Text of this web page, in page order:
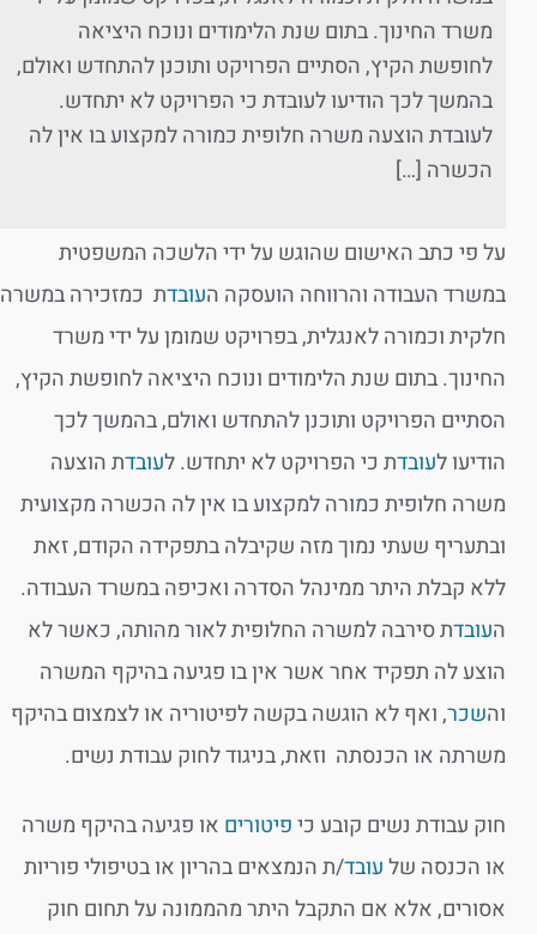
משרד החינוך. בתום שנת הלימודים ונוכח היציאה
לחופשת הקיץ, הסתיים הפרויקט ותוכנן להתחדש ואולם,
בהמשך לכך הודיעו לעובדת כי הפרויקט לא יתחדש.
לעובדת הוצעה משרה חלופית כמורה למקצוע בו אין לה
הכשרה […]
על פי כתב האישום שהוגש על ידי הלשכה המשפטית
במשרד העבודה והרווחה הועסקה העובדת כמזכירה במשרה
חלקית וכמורה לאנגלית, בפרויקט שמומן על ידי משרד
החינוך. בתום שנת הלימודים ונוכח היציאה לחופשת הקיץ,
הסתיים הפרויקט ותוכנן להתחדש ואולם, בהמשך לכך
הודיעו לעובדת כי הפרויקט לא יתחדש. לעובדת הוצעה
משרה חלופית כמורה למקצוע בו אין לה הכשרה מקצועית
ובתעריף שעתי נמוך מזה שקיבלה בתפקידה הקודם, זאת
ללא קבלת היתר ממינהל הסדרה ואכיפה במשרד העבודה.
העובדת סירבה למשרה החלופית לאור מהותה, כאשר לא
הוצע לה תפקיד אחר אשר אין בו פגיעה בהיקף המשרה
והשכר, ואף לא הוגשה בקשה לפיטוריה או לצמצום בהיקף
משרתה או הכנסתה וזאת, בניגוד לחוק עבודת נשים.
חוק עבודת נשים קובע כיפיטוריםאו פגיעה בהיקף משרה
או הכנסה שלעובד/ת הנמצאים בהריון או בטיפולי פוריות
אסורים, אלא אם התקבל היתר מהממונה על תחום חוק